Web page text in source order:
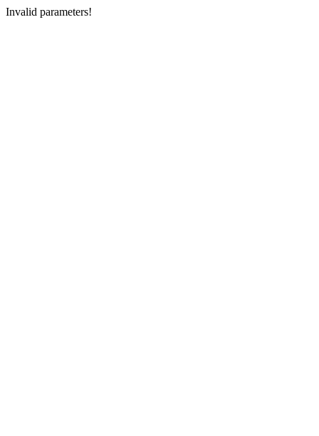
Invalid parameters!